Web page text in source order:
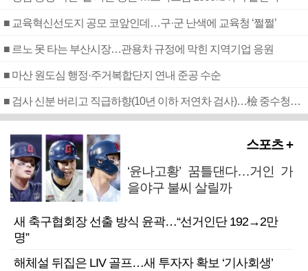
■ 교육혁신선도지 공모 코앞인데…구·군 난색에 교육청 ‘쩔쩔’
■ 르노 못 타는 부산시장…관용차 규정에 막힌 지역기업 응원
■ 마산 원도심 행정·주거복합단지 연내 준공 수순
■ 검사 신분 버리고 직급하향(10년 이하 저연차 검사)…檢 중수청행 기피
스포츠 +
‘윤나고황’ 꿈틀댄다…거인 가
을야구 불씨 살릴까
새 축구협회장 선출 방식 윤곽…“선거인단 192→2만
명”
해체설 뒤집은 LIV 골프…새 투자자 확보 ‘기사회생’